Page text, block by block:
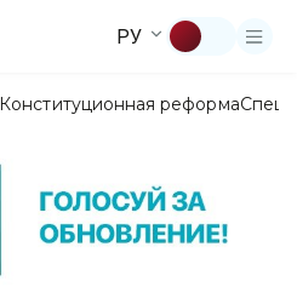
РУ
Конституционная реформа